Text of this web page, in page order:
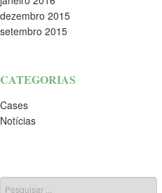
dezembro 2015
setembro 2015
CATEGORIAS
Cases
Notícias